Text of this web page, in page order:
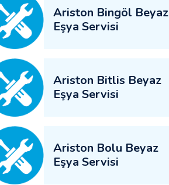
Ariston Bingöl Beyaz
Eşya Servisi
Ariston Bitlis Beyaz
Eşya Servisi
Ariston Bolu Beyaz
Eşya Servisi